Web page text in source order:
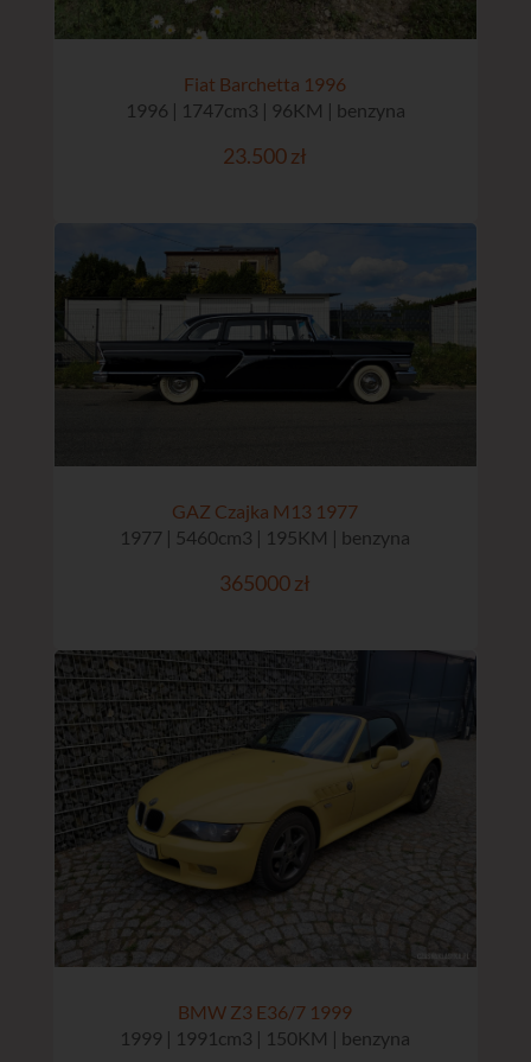
Fiat Barchetta 1996
1996 | 1747cm3 | 96KM | benzyna
23.500 zł
GAZ Czajka M13 1977
1977 | 5460cm3 | 195KM | benzyna
365000 zł
BMW Z3 E36/7 1999
1999 | 1991cm3 | 150KM | benzyna